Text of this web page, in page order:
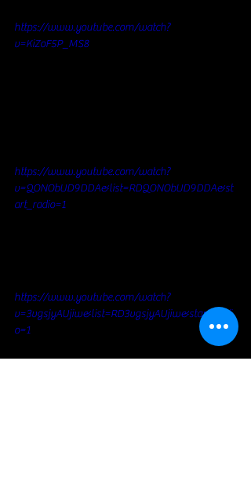
https://www.youtube.com/watch?
v=KiZoF5P_MS8
https://www.youtube.com/watch?
v=QONObUD9DDA&list=RDQONObUD9DDA&st
art_radio=1
https://www.youtube.com/watch?
v=3vgsjyAUjiw&list=RD3vgsjyAUjiw&start_radi
o=1